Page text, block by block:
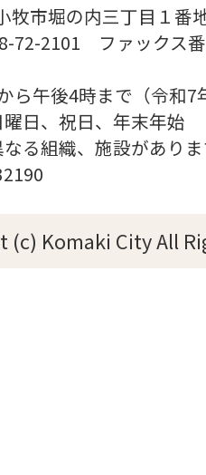
牧市堀の内三丁目１番
72-2101 ファックス
ら午後4時まで（令
日、祝日、年末年始
なる組織、施設があり
(c) Komaki City All